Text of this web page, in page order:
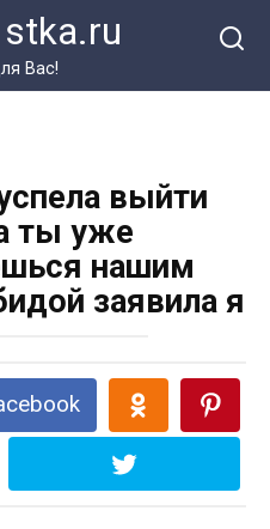
Вас!
выйти
ты уже
нашим
заявила я